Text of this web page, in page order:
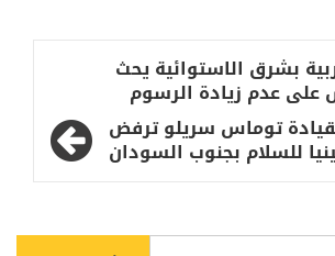
بشرق الاستوائية يحث
على عدم زيادة الرسوم
توماس سريلو ترفض
للسلام بجنوب السودان